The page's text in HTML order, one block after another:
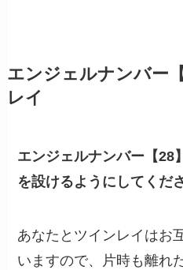
エンジェルナンバー
レイ
エンジェルナンバー【28
を設けるようにしてくだ
あなたとツインレイはお
いますので、片時も離れ